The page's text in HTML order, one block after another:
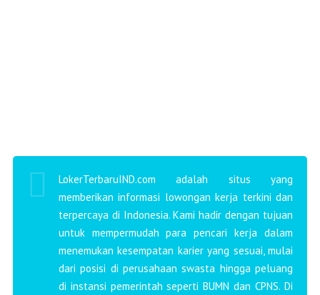
LokerTerbaruIND.com adalah situs yang
memberikan informasi lowongan kerja terkini dan
terpercaya di Indonesia. Kami hadir dengan tujuan
untuk mempermudah para pencari kerja dalam
menemukan kesempatan karier yang sesuai, mulai
dari posisi di perusahaan swasta hingga peluang
di instansi pemerintah seperti BUMN dan CPNS. Di